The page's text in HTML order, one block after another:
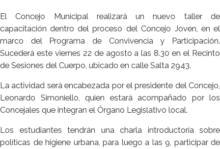
El Concejo Municipal realizará un nuevo taller de
capacitación dentro del proceso del Concejo Joven, en el
marco del Programa de Convivencia y Participación.
Sucederá este viernes 22 de agosto a las 8.30 en el Recinto
de Sesiones del Cuerpo, ubicado en calle Salta 2943.
La actividad será encabezada por el presidente del Concejo,
Leonardo Simoniello, quien estará acompañado por los
Concejales que integran el Órgano Legislativo local.
Los estudiantes tendrán una charla introductoria sobre
políticas de higiene urbana, para luego a las 9, participar de